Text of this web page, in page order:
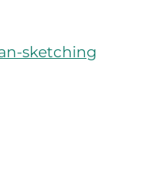
sketching